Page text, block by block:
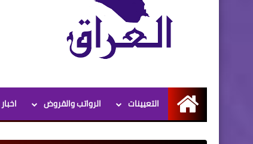
الرئيسية
التعيينات الرواتب والقروض